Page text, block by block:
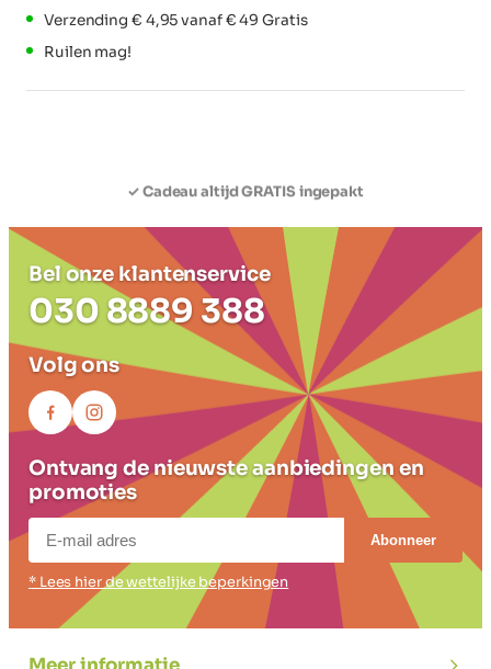
Verzending € 4,95 vanaf € 49 Gratis
Ruilen mag!
✓ Ruilen Mag
Bel onze klantenservice
030 8889 388
Volg ons
Ontvang de nieuwste aanbiedingen en
promoties
Abonneer
* Lees hier de wettelijke beperkingen